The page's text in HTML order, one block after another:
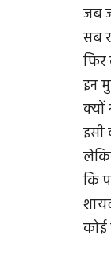
जब
सब
फिर
इन
क्यों
कि